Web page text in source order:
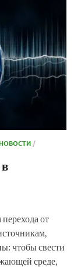
/
от
чтобы свести
среде,